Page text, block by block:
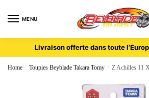
MENU
Livraison offerte dans toute
Home / Toupies Beyblade Takara Tomy / Z Achilles 11